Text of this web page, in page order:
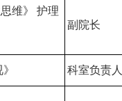
维》 护理
副院长
科室负责人